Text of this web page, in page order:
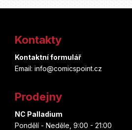
Kontakty
Kontaktní formulář
Email: info@comicspoint.cz
Prodejny
NC Palladium
Pondělí - Neděle, 9:00 - 21:00